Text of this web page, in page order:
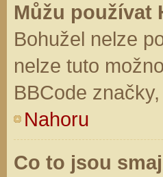
Můžu používat
Bohužel nelze
nelze tuto
BBCode
Nahoru
Co to jsou